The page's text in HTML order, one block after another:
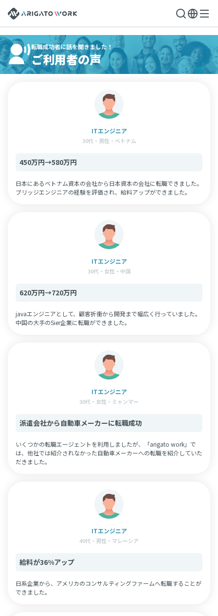
転職成功者に話を聞きました！
ご利用者の声
ITエンジニア
30代・男性・ベトナム
450万円→580万円
日本にあるベトナム資本の会社から日本資本の会社に転職できました。
ブリッジエンジニアの経験を評価され、給料アップができました。
ITエンジニア
30代・女性・中国
620万円→720万円
javaエンジニアとして、顧客折衝から開発まで幅広く行っていました。
中国の大手のSier企業に転職ができました。
ITエンジニア
30代・女性・ミャンマー
派遣会社から自動車メーカーに転職成功
いくつかの転職エージェントを利用しましたが、「arigato work」で
は、他社では紹介されなかった自動車メーカーへの転職を紹介していた
だきました。
ITエンジニア
40代・男性・マレーシア
給料が36%アップ
日系企業から、アメリカのコンサルティングファームへ転職することが
できました。